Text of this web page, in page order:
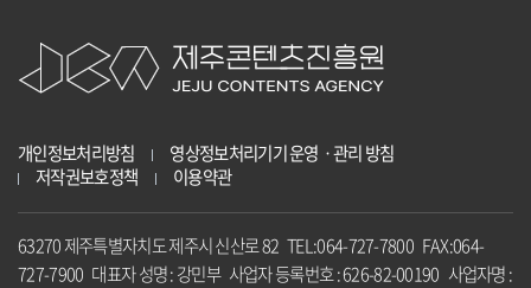
개인정보처리방침
영상정보처리기기 운영ㆍ관리 방침
저작권보호정책
이용약관
63270 제주특별자치도 제주시 신산로 82 TEL:064-727-7800 FAX:064-
727-7900 대표자 성명 : 강민부 사업자 등록번호 : 626-82-00190 사업자명 :